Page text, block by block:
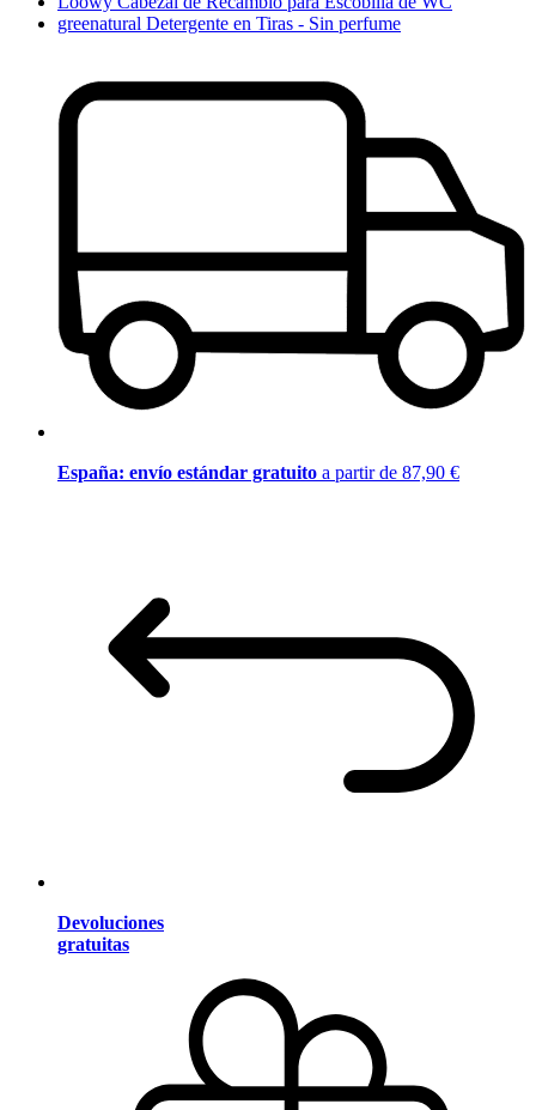
greenatural Detergente en Tiras - Sin perfume
España: envío estándar gratuito a partir de 87,90 €
Devoluciones
gratuitas